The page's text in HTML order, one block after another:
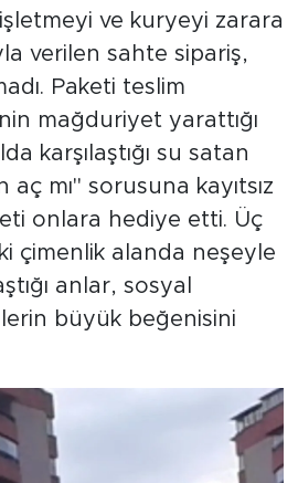
ve kuryeyi zarara
verilen sahte sipariş,
Paketi teslim
mağduriyet yarattığı
karşılaştığı su satan
aç mı" sorusuna kayıtsız
onlara hediye etti. Üç
çimenlik alanda neşeyle
anlar, sosyal
büyük beğenisini